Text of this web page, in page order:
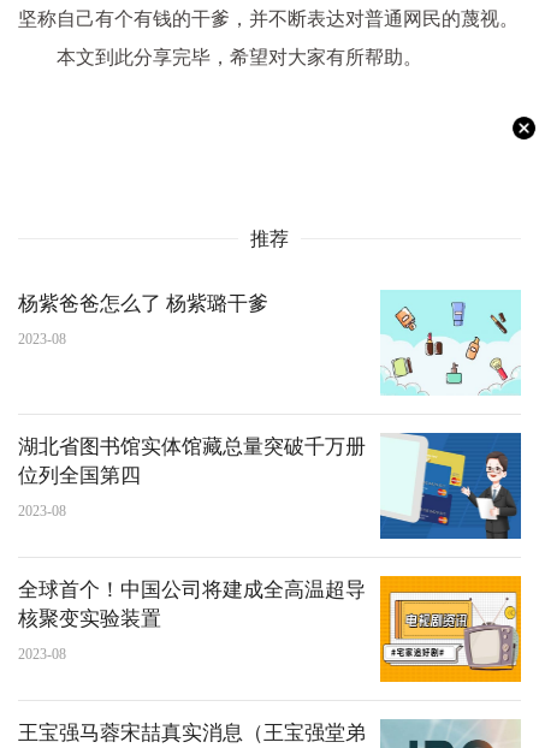
坚称自己有个有钱的干爹，并不断表达对普通网民的蔑视。
本文到此分享完毕，希望对大家有所帮助。
推荐
杨紫爸爸怎么了 杨紫璐干爹
2023-08
湖北省图书馆实体馆藏总量突破千万册
位列全国第四
2023-08
全球首个！中国公司将建成全高温超导
核聚变实验装置
2023-08
王宝强马蓉宋喆真实消息（王宝强堂弟